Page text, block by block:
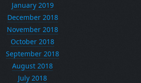
January 2019
December 2018
November 2018
October 2018
September 2018
August 2018
July 2018